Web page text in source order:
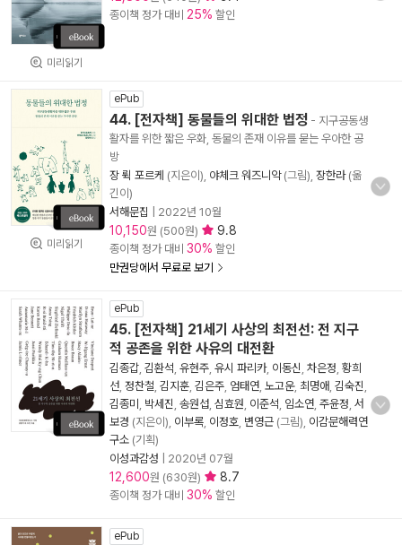
미리읽기
종이책 정가 대비 25% 할인
미리읽기
ePub
44. [전자책] 동물들의 위대한 법정 - 지구공동생
활자를 위한 짧은 우화, 동물의 존재 이유를 묻는 우아한 공
방
장 뤽 포르케 (지은이), 야체크 워즈니악(그림), 장한라(옮
긴이)
서해문집
2022년 10월
10,150원 (500원) 9.8
종이책 정가 대비 30% 할인
만권당에서 무료로 보기
ePub
45. [전자책] 21세기 사상의 최전선: 전 지구
적 공존을 위한 사유의 대전환
김종갑 김환석 유현주 유시 파리카, 이동신 차은정 황희
선 정찬철 김지훈 김은주 엄태연 노고운, 최명애 김숙진
김종미
박세진 송원섭 심효원 이준석 임소연 주윤정 서
보경 (지은이), 이부록 이정호 변영근 (그림), 이감문해력연
구소 (기획)
이성과감성
2020년 07월
12,600원 (630원) 8.7
종이책 정가 대비 30% 할인
ePub